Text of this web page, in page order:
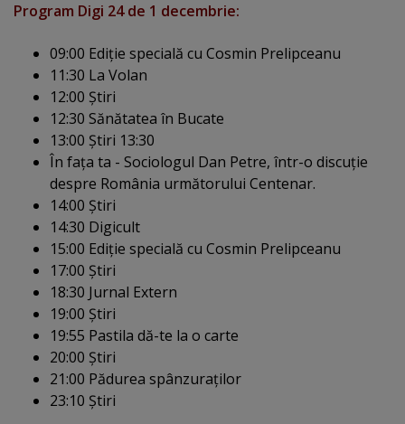
Program Digi 24 de 1 decembrie:
09:00 Ediţie specială cu Cosmin Prelipceanu
11:30 La Volan
12:00 Ştiri
12:30 Sănătatea în Bucate
13:00 Ştiri 13:30
În faţa ta - Sociologul Dan Petre, într-o discuţie
despre România următorului Centenar.
14:00 Ştiri
14:30 Digicult
15:00 Ediţie specială cu Cosmin Prelipceanu
17:00 Ştiri
18:30 Jurnal Extern
19:00 Ştiri
19:55 Pastila dă-te la o carte
20:00 Ştiri
21:00 Pădurea spânzuraţilor
23:10 Ştiri